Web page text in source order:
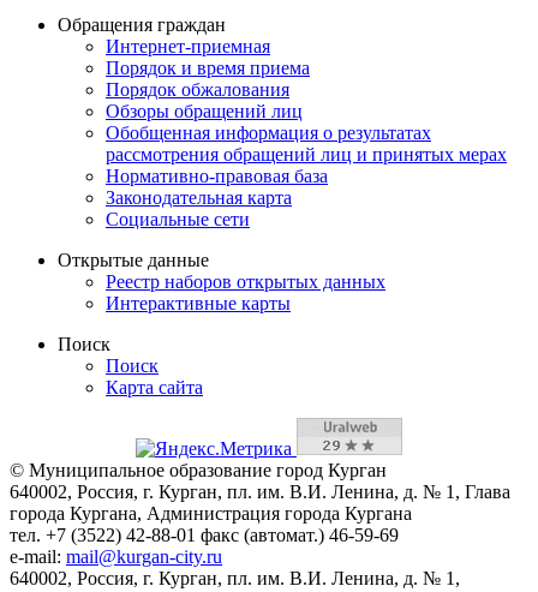
Обращения граждан
Интернет-приемная
Порядок и время приема
Порядок обжалования
Обзоры обращений лиц
Обобщенная информация о результатах
рассмотрения обращений лиц и принятых мерах
Нормативно-правовая база
Законодательная карта
Социальные сети
Открытые данные
Реестр наборов открытых данных
Интерактивные карты
Поиск
Поиск
Карта сайта
© Муниципальное образование город Курган
640002, Россия, г. Курган, пл. им. В.И. Ленина, д. № 1, Глава
города Кургана, Администрация города Кургана
тел. +7 (3522) 42-88-01 факс (автомат.) 46-59-69
e-mail: mail@kurgan-city.ru
640002, Россия, г. Курган, пл. им. В.И. Ленина, д. № 1,